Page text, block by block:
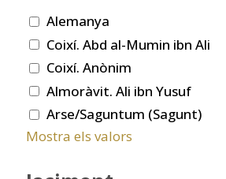
Alemanya
Coixí. Abd al-Mumin ibn Ali
Coixí. Anònim
Almoràvit. Ali ibn Yusuf
Arse/Saguntum (Sagunt)
Mostra els valors